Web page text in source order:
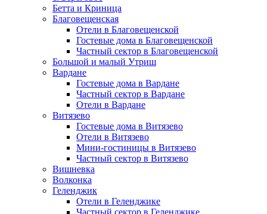
Бетта и Криница
Благовещенская
Отели в Благовещенской
Гостевые дома в Благовещенской
Частный сектор в Благовещенской
Большой и малый Утриш
Вардане
Гостевые дома в Вардане
Частный сектор в Вардане
Отели в Вардане
Витязево
Гостевые дома в Витязево
Отели в Витязево
Мини-гостиницы в Витязево
Частный сектор в Витязево
Вишневка
Волконка
Геленджик
Отели в Геленджике
Частный сектор в Геленджике